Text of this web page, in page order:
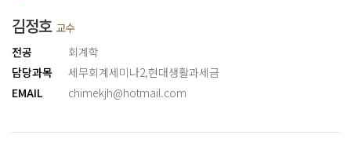
김정호 교수
전공
회계학
담당과목
세무회계세미나2,현대생활과세금
EMAIL
chimekjh@hotmail.com